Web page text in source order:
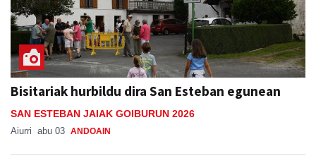
Bisitariak hurbildu dira San Esteban egunean
SAN ESTEBAN JAIAK GOIBURUN 2026
Aiurri abu 03 ANDOAIN